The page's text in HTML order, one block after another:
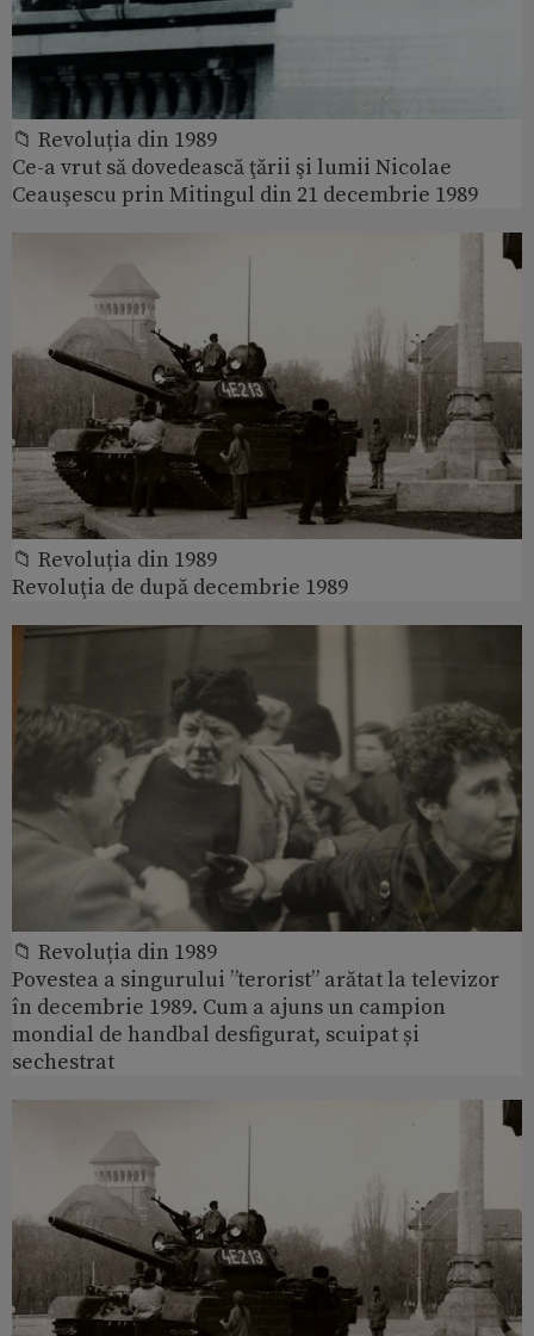
📁 Revoluția din 1989
Ce-a vrut să dovedească ţării şi lumii Nicolae
Ceauşescu prin Mitingul din 21 decembrie 1989
📁 Revoluția din 1989
Revoluţia de după decembrie 1989
📁 Revoluția din 1989
Povestea a singurului ”terorist” arătat la televizor
în decembrie 1989. Cum a ajuns un campion
mondial de handbal desfigurat, scuipat și
sechestrat